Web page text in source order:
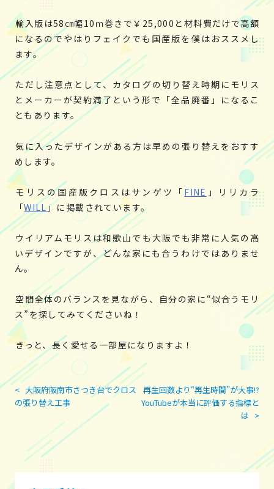
輸入版は58㎝幅10ｍ巻きで￥25,000と材料費だけで高額
になるのでやはりフェイクでも国産版を僕はおススメし
ます。
ただし注意点として、カタログの切り替え時期にモリス
とメーカーが契約満了という形で「全品廃番」になるこ
ともあります。
気に入ったデザインがある方は早めの張り替えをおすす
めします。
モリスの国産版クロスはサンゲツ「 FINE 」リリカラ
「WILL」に掲載されています。
ウイリアムモリスは和歌山でも大阪でも非常に人気の高
いデザインですが、どんな家にも合うわけではありませ
ん。
空間全体のバランスを見ながら、自分の家に“似合うモリ
ス”を探してみてくださいね！
きっと、長く愛せる一部屋になりますよ！
投
稿
ビ
ゲ
ー
< 大阪府阪南市さつき台でクロス
の張り替え工事
再生回数より“再生時間”が大事!?
YouTubeが本当に評価する指標と
は >